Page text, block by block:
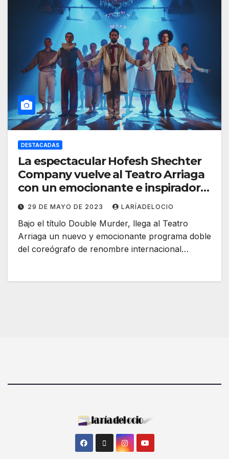
DESTACADAS
La espectacular Hofesh Shechter
Company vuelve al Teatro Arriaga
con un emocionante e inspirador
doble programa titulado Double
Murder
29 DE MAYO DE 2023 LARÍADELOCIO
Bajo el título Double Murder, llega al Teatro
Arriaga un nuevo y emocionante programa doble
del coreógrafo de renombre internacional…